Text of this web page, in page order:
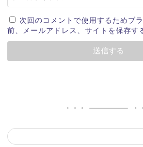
次回のコメントで使用するためブ
前、メールアドレス、サイトを保存す